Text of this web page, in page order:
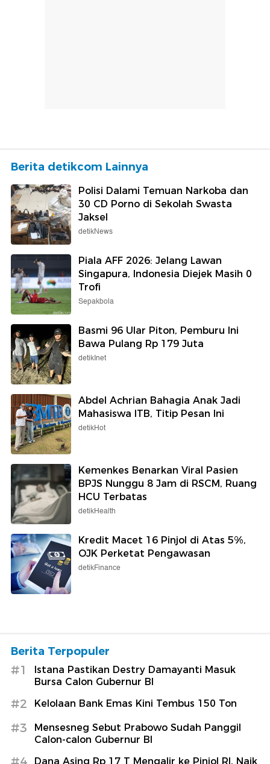
Berita detikcom Lainnya
Polisi Dalami Temuan Narkoba dan
30 CD Porno di Sekolah Swasta
Jaksel
detikNews
Piala AFF 2026: Jelang Lawan
Singapura, Indonesia Diejek Masih 0
Trofi
Sepakbola
Basmi 96 Ular Piton, Pemburu Ini
Bawa Pulang Rp 179 Juta
detikInet
Abdel Achrian Bahagia Anak Jadi
Mahasiswa ITB, Titip Pesan Ini
detikHot
Kemenkes Benarkan Viral Pasien
BPJS Nunggu 8 Jam di RSCM, Ruang
HCU Terbatas
detikHealth
Kredit Macet 16 Pinjol di Atas 5%,
OJK Perketat Pengawasan
detikFinance
Berita Terpopuler
#1
Istana Pastikan Destry Damayanti Masuk
Bursa Calon Gubernur BI
#2 Kelolaan Bank Emas Kini Tembus 150 Ton
#3
Mensesneg Sebut Prabowo Sudah Panggil
Calon-calon Gubernur BI
Dana Asing Rp 17 T Mengalir ke Pinjol RI, Naik